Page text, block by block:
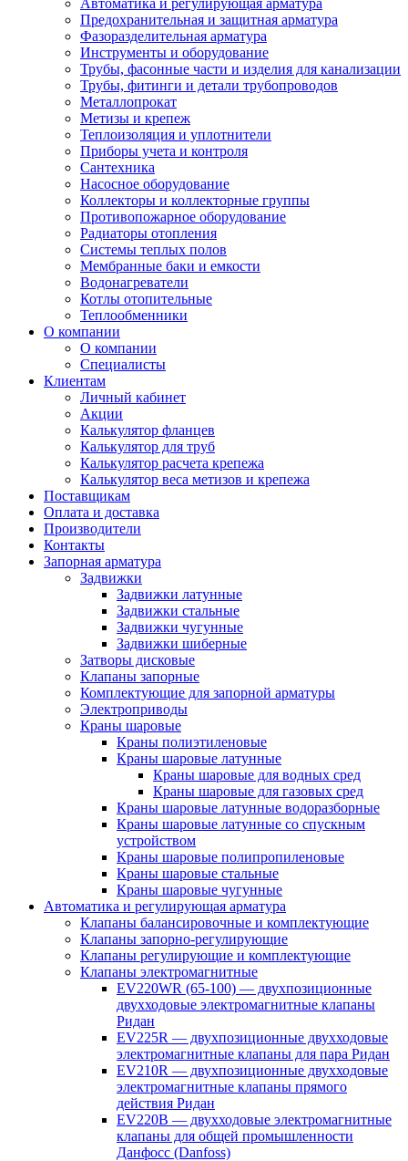
Автоматика и регулирующая арматура
Предохранительная и защитная арматура
Фазоразделительная арматура
Инструменты и оборудование
Трубы, фасонные части и изделия для канализации
Трубы, фитинги и детали трубопроводов
Металлопрокат
Метизы и крепеж
Теплоизоляция и уплотнители
Приборы учета и контроля
Сантехника
Насосное оборудование
Коллекторы и коллекторные группы
Противопожарное оборудование
Радиаторы отопления
Системы теплых полов
Мембранные баки и емкости
Водонагреватели
Котлы отопительные
Теплообменники
О компании
О компании
Специалисты
Клиентам
Личный кабинет
Акции
Калькулятор фланцев
Калькулятор для труб
Калькулятор расчета крепежа
Калькулятор веса метизов и крепежа
Поставщикам
Оплата и доставка
Производители
Контакты
Запорная арматура
Задвижки
Задвижки латунные
Задвижки стальные
Задвижки чугунные
Задвижки шиберные
Затворы дисковые
Клапаны запорные
Комплектующие для запорной арматуры
Электроприводы
Краны шаровые
Краны полиэтиленовые
Краны шаровые латунные
Краны шаровые для водных сред
Краны шаровые для газовых сред
Краны шаровые латунные водоразборные
Краны шаровые латунные со спускным
устройством
Краны шаровые полипропиленовые
Краны шаровые стальные
Краны шаровые чугунные
Автоматика и регулирующая арматура
Клапаны балансировочные и комплектующие
Клапаны запорно-регулирующие
Клапаны регулирующие и комплектующие
Клапаны электромагнитные
EV220WR (65-100) — двухпозиционные
двухходовые электромагнитные клапаны
Ридан
EV225R — двухпозиционные двухходовые
электромагнитные клапаны для пара Ридан
EV210R — двухпозиционные двухходовые
электромагнитные клапаны прямого
действия Ридан
EV220B — двухходовые электромагнитные
клапаны для общей промышленности
Данфосс (Danfoss)